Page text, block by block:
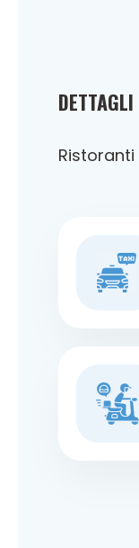
DETTAGLI
Ristoranti